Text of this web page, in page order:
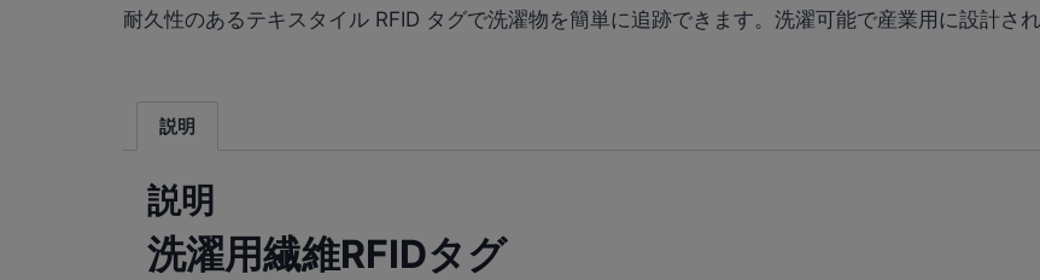
耐久性のあるテキスタイル RFID タグで洗濯物を簡単に追跡できます。洗濯可能で産業用に設計さ
説明
説明
洗濯用繊維RFIDタグ